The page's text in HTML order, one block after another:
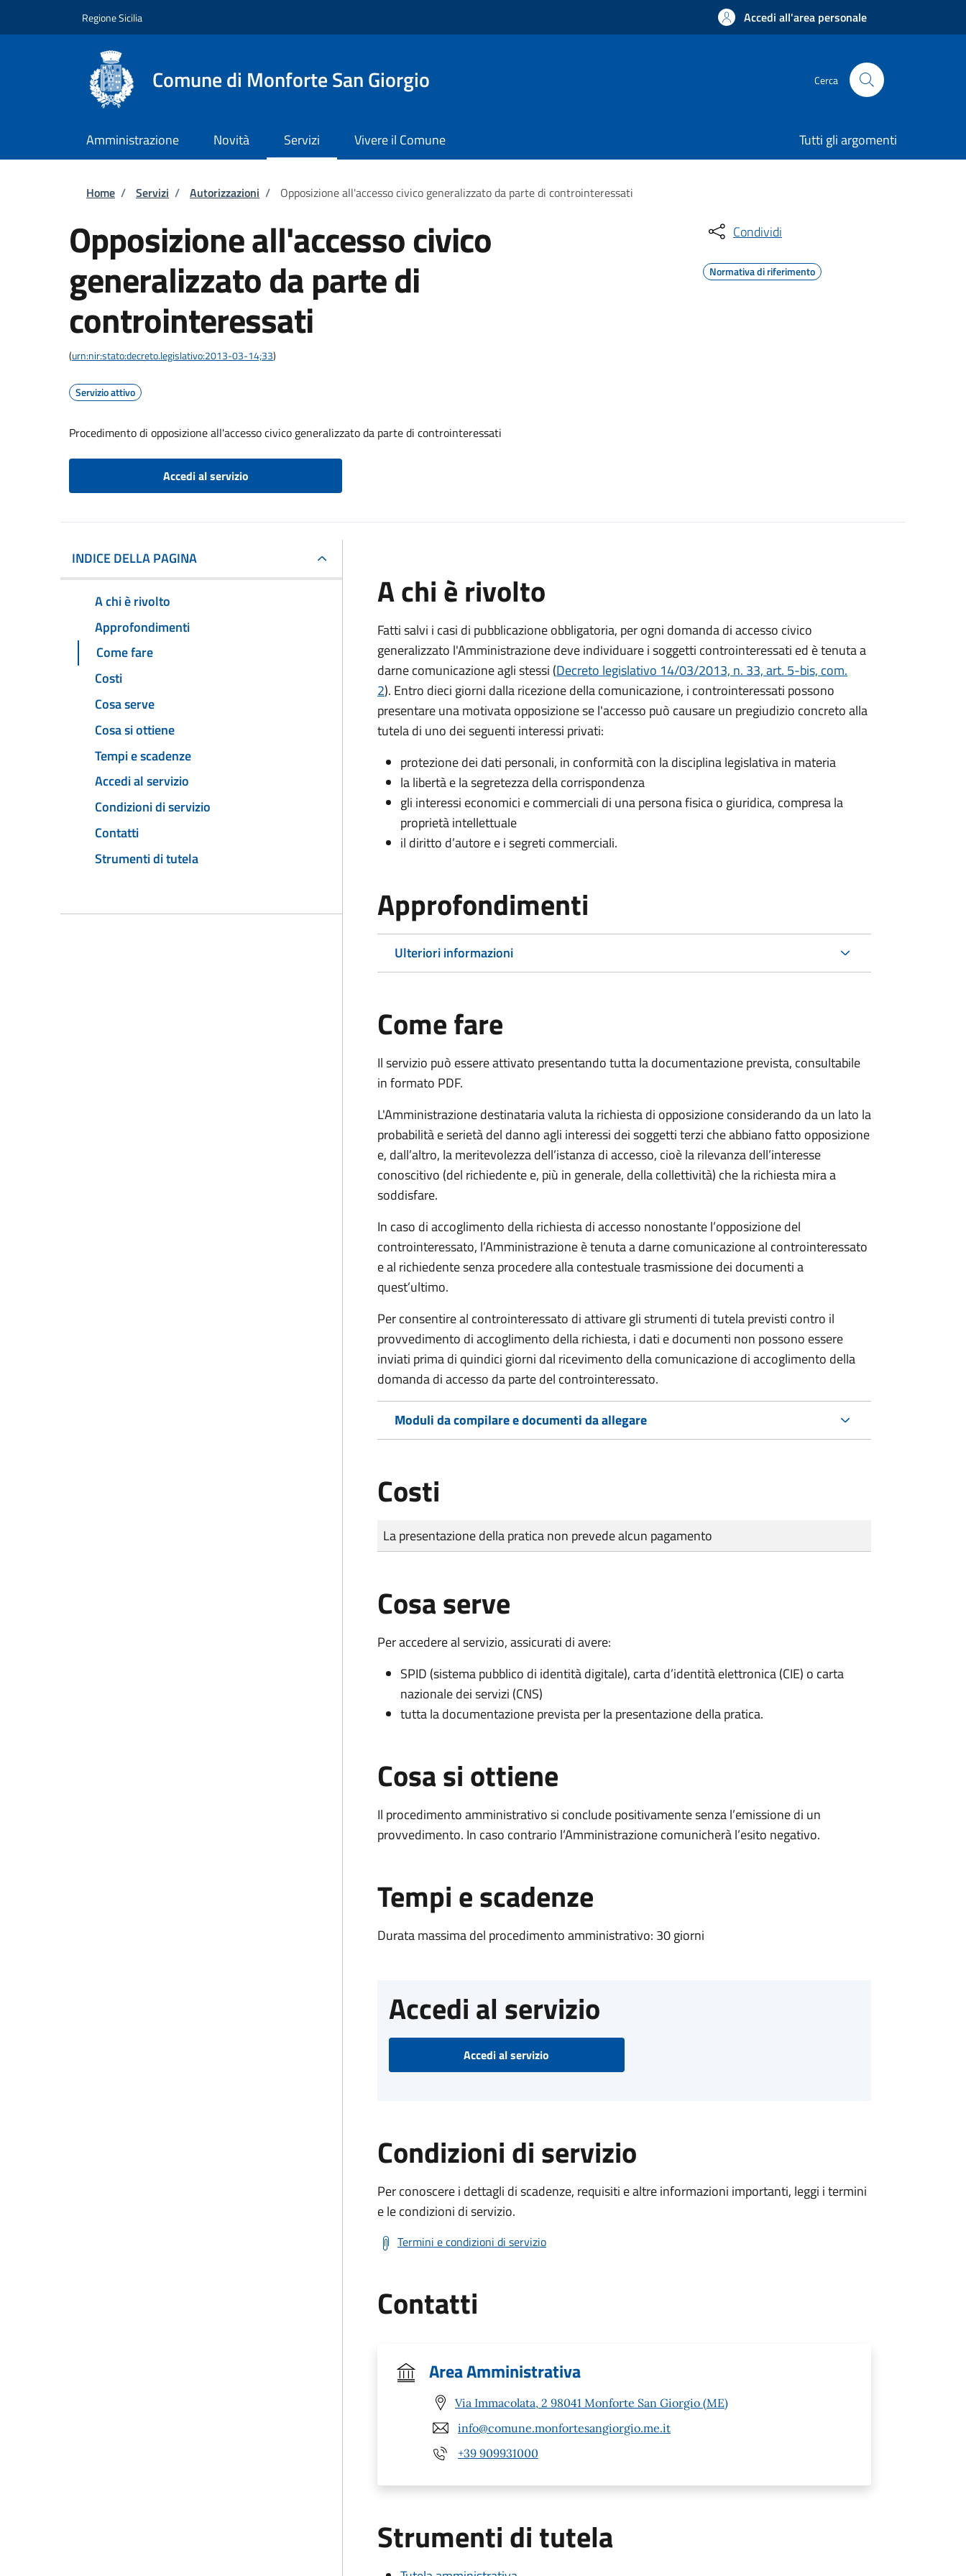
Regione Sicilia Accedi all'area personale
Comune di Monforte San Giorgio Cerca
Amministrazione Novità Servizi Vivere il Comune Tutti gli argomenti
Briciole di pane
Home / Servizi / Autorizzazioni / Opposizione all'accesso civico generalizzato da parte di controinteressati
Opposizione all'accesso civico
generalizzato da parte di
controinteressati
(urn:nir:stato:decreto.legislativo:2013-03-14;33)
Servizio attivo
Procedimento di opposizione all'accesso civico generalizzato da parte di controinteressati
Accedi al servizio
Condividi
Normativa di riferimento
INDICE DELLA PAGINA
A chi è rivolto
Approfondimenti
Come fare
Costi
Cosa serve
Cosa si ottiene
Tempi e scadenze
Accedi al servizio
Condizioni di servizio
Contatti
Strumenti di tutela
A chi è rivolto
Fatti salvi i casi di pubblicazione obbligatoria, per ogni domanda di accesso civico
generalizzato l'Amministrazione deve individuare i soggetti controinteressati ed è tenuta a
darne comunicazione agli stessi (Decreto legislativo 14/03/2013, n. 33, art. 5-bis, com.
2). Entro dieci giorni dalla ricezione della comunicazione, i controinteressati possono
presentare una motivata opposizione se l'accesso può causare un pregiudizio concreto alla
tutela di uno dei seguenti interessi privati:
protezione dei dati personali, in conformità con la disciplina legislativa in materia
la libertà e la segretezza della corrispondenza
gli interessi economici e commerciali di una persona fisica o giuridica, compresa la
proprietà intellettuale
il diritto d’autore e i segreti commerciali.
Approfondimenti
Ulteriori informazioni
Come fare
Il servizio può essere attivato presentando tutta la documentazione prevista, consultabile
in formato PDF.
L'Amministrazione destinataria valuta la richiesta di opposizione considerando da un lato la
probabilità e serietà del danno agli interessi dei soggetti terzi che abbiano fatto opposizione
e, dall’altro, la meritevolezza dell’istanza di accesso, cioè la rilevanza dell’interesse
conoscitivo (del richiedente e, più in generale, della collettività) che la richiesta mira a
soddisfare.
In caso di accoglimento della richiesta di accesso nonostante l’opposizione del
controinteressato, l’Amministrazione è tenuta a darne comunicazione al controinteressato
e al richiedente senza procedere alla contestuale trasmissione dei documenti a
quest’ultimo.
Per consentire al controinteressato di attivare gli strumenti di tutela previsti contro il
provvedimento di accoglimento della richiesta, i dati e documenti non possono essere
inviati prima di quindici giorni dal ricevimento della comunicazione di accoglimento della
domanda di accesso da parte del controinteressato.
Moduli da compilare e documenti da allegare
Costi
Tipo di pagamento
Importo
La presentazione della pratica non prevede alcun pagamento
Cosa serve
Per accedere al servizio, assicurati di avere:
SPID (sistema pubblico di identità digitale), carta d’identità elettronica (CIE) o carta
nazionale dei servizi (CNS)
tutta la documentazione prevista per la presentazione della pratica.
Cosa si ottiene
Il procedimento amministrativo si conclude positivamente senza l’emissione di un
provvedimento. In caso contrario l’Amministrazione comunicherà l’esito negativo.
Tempi e scadenze
Durata massima del procedimento amministrativo: 30 giorni
Accedi al servizio
Accedi al servizio
Condizioni di servizio
Per conoscere i dettagli di scadenze, requisiti e altre informazioni importanti, leggi i termini
e le condizioni di servizio.
Termini e condizioni di servizio
Contatti
Area Amministrativa
Via Immacolata, 2 98041 Monforte San Giorgio (ME)
info@comune.monfortesangiorgio.me.it
+39 909931000
Strumenti di tutela